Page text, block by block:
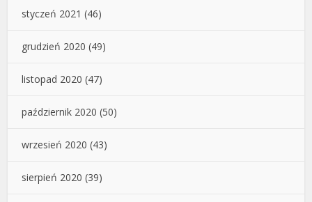
styczeń 2021 (46)
grudzień 2020 (49)
listopad 2020 (47)
październik 2020 (50)
wrzesień 2020 (43)
sierpień 2020 (39)